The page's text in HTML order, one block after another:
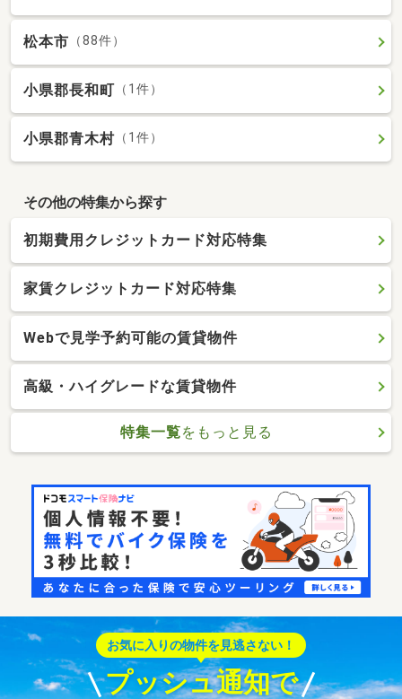
松本市 （88件）
小県郡長和町 （1件）
小県郡青木村 （1件）
その他の特集から探す
初期費用クレジットカード対応特集
家賃クレジットカード対応特集
Webで見学予約可能の賃貸物件
高級・ハイグレードな賃貸物件
特集一覧をもっと見る
お気に入りの物件を見逃さない！
プッシュ通知で